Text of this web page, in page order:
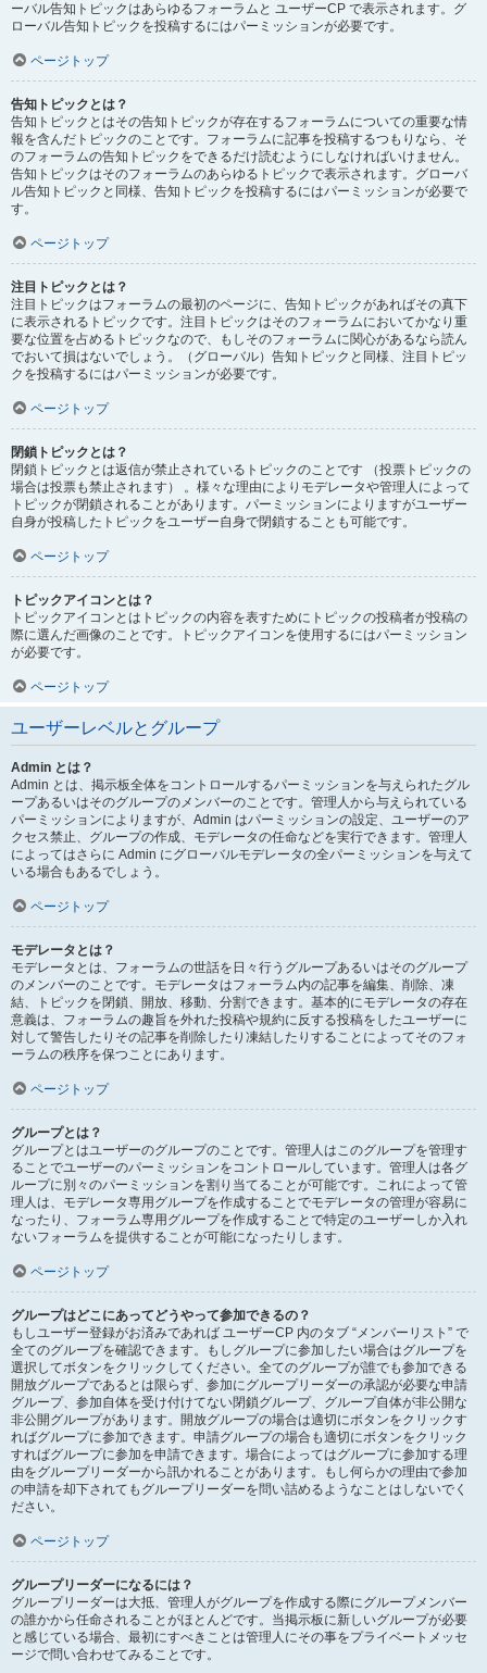
ーバル告知トピックはあらゆるフォーラムと ユーザーCP で表示されます。グ
ローバル告知トピックを投稿するにはパーミッションが必要です。
ページトップ
告知トピックとは？
告知トピックとはその告知トピックが存在するフォーラムについての重要な情
報を含んだトピックのことです。フォーラムに記事を投稿するつもりなら、そ
のフォーラムの告知トピックをできるだけ読むようにしなければいけません。
告知トピックはそのフォーラムのあらゆるトピックで表示されます。グローバ
ル告知トピックと同様、告知トピックを投稿するにはパーミッションが必要で
す。
ページトップ
注目トピックとは？
注目トピックはフォーラムの最初のページに、告知トピックがあればその真下
に表示されるトピックです。注目トピックはそのフォーラムにおいてかなり重
要な位置を占めるトピックなので、もしそのフォーラムに関心があるなら読ん
でおいて損はないでしょう。（グローバル）告知トピックと同様、注目トピッ
クを投稿するにはパーミッションが必要です。
ページトップ
閉鎖トピックとは？
閉鎖トピックとは返信が禁止されているトピックのことです （投票トピックの
場合は投票も禁止されます） 。様々な理由によりモデレータや管理人によって
トピックが閉鎖されることがあります。パーミッションによりますがユーザー
自身が投稿したトピックをユーザー自身で閉鎖することも可能です。
ページトップ
トピックアイコンとは？
トピックアイコンとはトピックの内容を表すためにトピックの投稿者が投稿の
際に選んだ画像のことです。トピックアイコンを使用するにはパーミッション
が必要です。
ページトップ
ユーザーレベルとグループ
Admin とは？
Admin とは、掲示板全体をコントロールするパーミッションを与えられたグル
ープあるいはそのグループのメンバーのことです。管理人から与えられている
パーミッションによりますが、Admin はパーミッションの設定、ユーザーのア
クセス禁止、グループの作成、モデレータの任命などを実行できます。管理人
によってはさらに Admin にグローバルモデレータの全パーミッションを与えて
いる場合もあるでしょう。
ページトップ
モデレータとは？
モデレータとは、フォーラムの世話を日々行うグループあるいはそのグループ
のメンバーのことです。モデレータはフォーラム内の記事を編集、削除、凍
結、トピックを閉鎖、開放、移動、分割できます。基本的にモデレータの存在
意義は、フォーラムの趣旨を外れた投稿や規約に反する投稿をしたユーザーに
対して警告したりその記事を削除したり凍結したりすることによってそのフォ
ーラムの秩序を保つことにあります。
ページトップ
グループとは？
グループとはユーザーのグループのことです。管理人はこのグループを管理す
ることでユーザーのパーミッションをコントロールしています。管理人は各グ
ループに別々のパーミッションを割り当てることが可能です。これによって管
理人は、モデレータ専用グループを作成することでモデレータの管理が容易に
なったり、フォーラム専用グループを作成することで特定のユーザーしか入れ
ないフォーラムを提供することが可能になったりします。
ページトップ
グループはどこにあってどうやって参加できるの？
もしユーザー登録がお済みであれば ユーザーCP 内のタブ “メンバーリスト” で
全てのグループを確認できます。もしグループに参加したい場合はグループを
選択してボタンをクリックしてください。全てのグループが誰でも参加できる
開放グループであるとは限らず、参加にグループリーダーの承認が必要な申請
グループ、参加自体を受け付けてない閉鎖グループ、グループ自体が非公開な
非公開グループがあります。開放グループの場合は適切にボタンをクリックす
ればグループに参加できます。申請グループの場合も適切にボタンをクリック
すればグループに参加を申請できます。場合によってはグループに参加する理
由をグループリーダーから訊かれることがあります。もし何らかの理由で参加
の申請を却下されてもグループリーダーを問い詰めるようなことはしないでく
ださい。
ページトップ
グループリーダーになるには？
グループリーダーは大抵、管理人がグループを作成する際にグループメンバー
の誰かから任命されることがほとんどです。当掲示板に新しいグループが必要
と感じている場合、最初にすべきことは管理人にその事をプライベートメッセ
ージで問い合わせてみることです。